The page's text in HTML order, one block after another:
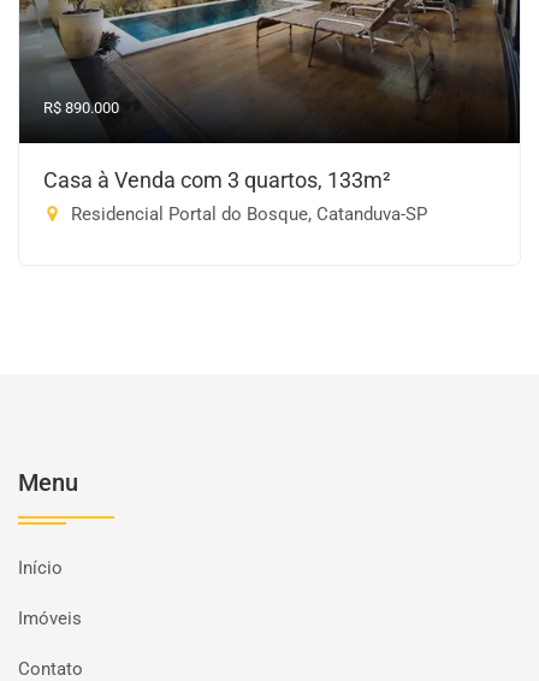
R$ 890.000
Casa à Venda com 3 quartos, 133m²
Residencial Portal do Bosque, Catanduva-SP
Menu
Início
Imóveis
Contato